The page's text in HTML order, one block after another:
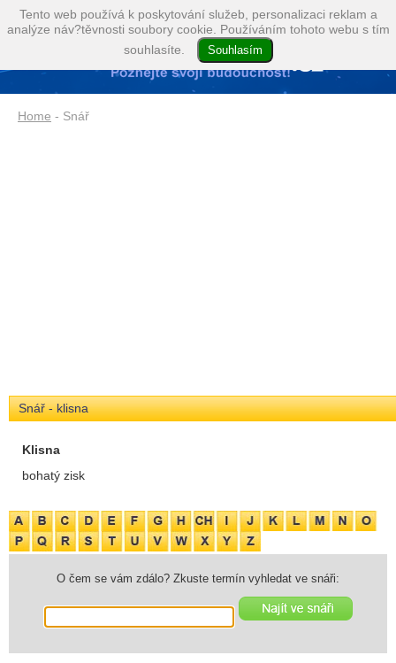
Home - Snář
Snář - klisna
Klisna
bohatý zisk
O čem se vám zdálo? Zkuste termín vyhledat ve snáři:
Tento web používá k poskytování služeb, personalizaci reklam a
analýze náv?těvnosti soubory cookie. Používáním tohoto webu s tím
souhlasíte.